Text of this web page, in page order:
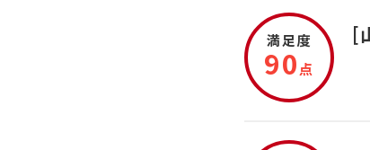
満足度
90 点
[